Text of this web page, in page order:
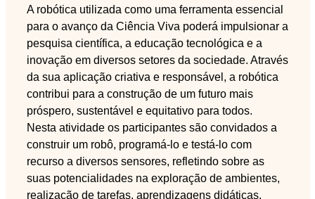
A robótica utilizada como uma ferramenta essencial
para o avanço da Ciência Viva poderá impulsionar a
pesquisa científica, a educação tecnológica e a
inovação em diversos setores da sociedade. Através
da sua aplicação criativa e responsável, a robótica
contribui para a construção de um futuro mais
próspero, sustentável e equitativo para todos.
Nesta atividade os participantes são convidados a
construir um robô, programá-lo e testá-lo com
recurso a diversos sensores, refletindo sobre as
suas potencialidades na exploração de ambientes,
realização de tarefas, aprendizagens didáticas,